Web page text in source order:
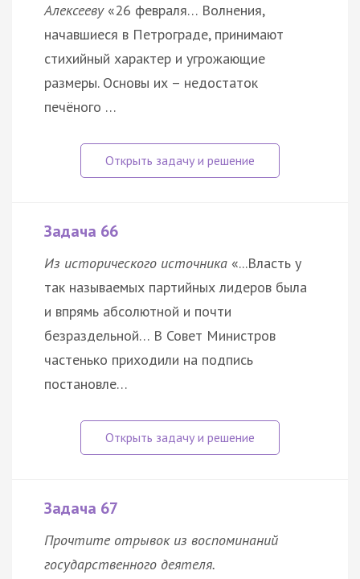
Алексееву«26 февраля… Волнения,
начавшиеся в Петрограде, принимают
стихийный характер и угрожающие
размеры. Основы их – недостаток
печёного …
Задача 66
Из исторического источника «...Власть у
так называемых партийных лидеров была
и впрямь абсолютной и почти
безраздельной… В Совет Министров
частенько приходили на подпись
постановле…
Задача 67
Прочтите отрывок из воспоминаний
государственного деятеля.